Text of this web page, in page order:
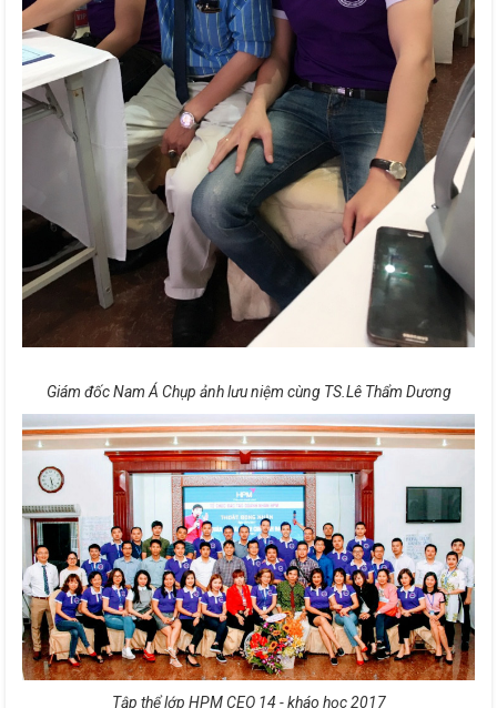
Giám đốc Nam Á Chụp ảnh lưu niệm cùng TS.Lê Thẩm Dương
Tập thể lớp HPM CEO 14 - kháo học 2017